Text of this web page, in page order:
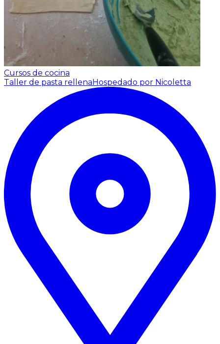
Cursos de cocina
Taller de pasta rellenaHospedado por Nicoletta